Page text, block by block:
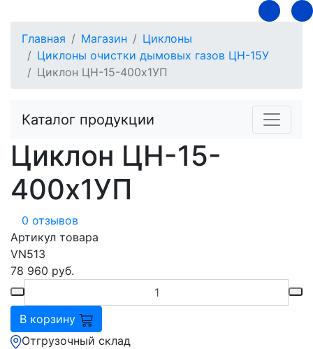
Главная Магазин
Циклоны
Циклоны очистки дымовых газов ЦН-15У
Циклон ЦН-15-400х1УП
Циклон ЦН-15-
400х1УП
0 отзывов
Артикул товара
VN513
78 960 руб.
В корзину
Отгрузочный склад
Каталог продукции